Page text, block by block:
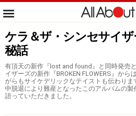
ケラ＆ザ・シンセサイ
秘話
有頂天の新作『lost and found』と同時発売
イザーズの新作『BROKEN FLOWERS』から
がらもサイケデリックなテイストも伝わり
中脱退により難産となったこのアルバムの製
語っていただきました。